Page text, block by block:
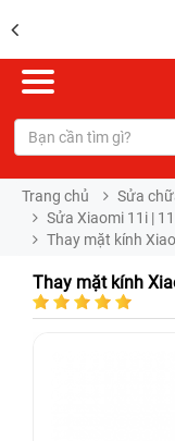
Trang chủ Sửa
Sửa Xiaomi 11i |
Thay mặt kính
Thay mặt kính